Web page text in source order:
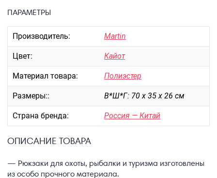
Пеналы для школы
Новинки
Багаж
Чемоданы оптом
Чемоданы на колесах
Чемоданы детские
Пилоты на колесах
чемоданов
ПАРАМЕТРЫ
Производитель: Martin
Цвет: Кайот
Материал товара: Полиэстер
Размеры:: В*Ш*Г: 70 х 35 х 26 см
Страна бренда: Россия — Китай
ОПИСАНИЕ ТОВАРА
— Рюкзаки для охоты, рыбалки и туризма изготовлены
из особо прочного материала.